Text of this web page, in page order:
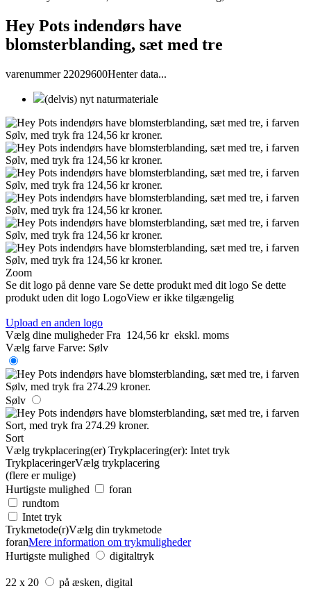
Hey Pots indendørs have
blomsterblanding, sæt med tre
varenummer 22029600Henter data...
(delvis) nyt naturmateriale
Zoom
Se dit logo på denne vare Se dette produkt med dit logo Se dette
produkt uden dit logo LogoView er ikke tilgængelig
Upload en anden logo
Vælg dine muligheder Fra 124,56 kr ekskl. moms
Vælg farve Farve: Sølv
Sølv
Sort
Vælg trykplacering(er) Trykplacering(er): Intet tryk
TrykplaceringerVælg trykplacering
(flere er mulige)
Hurtigste mulighed
foran
rundtom
Intet tryk
Trykmetode(r)Vælg din trykmetode
foranMere information om trykmuligheder
Hurtigste mulighed
digitaltryk
22 x 20 på æsken, digital